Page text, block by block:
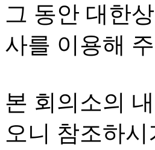
그 동안 대한
사를 이용해
본 회의소의
오니 참조하